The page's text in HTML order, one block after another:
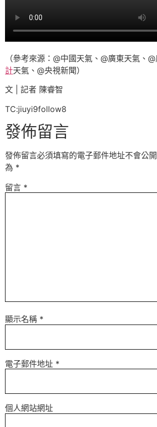
（參考來源：@中國天氣、@廣東天氣、
計天氣、@央視新聞）
文 | 記者 陳睿智
TC:jiuyi9follow8
發佈留言
發佈留言必須填寫的電子郵件地址不會公開
為 *
留言 *
顯示名稱 *
電子郵件地址 *
個人網站網址